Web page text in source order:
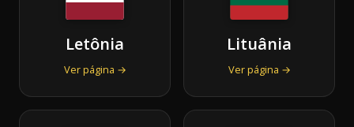
Letônia
Ver página →
Lituânia
Ver página →